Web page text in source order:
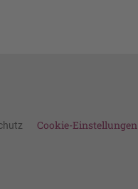
Cookie-Einstellungen